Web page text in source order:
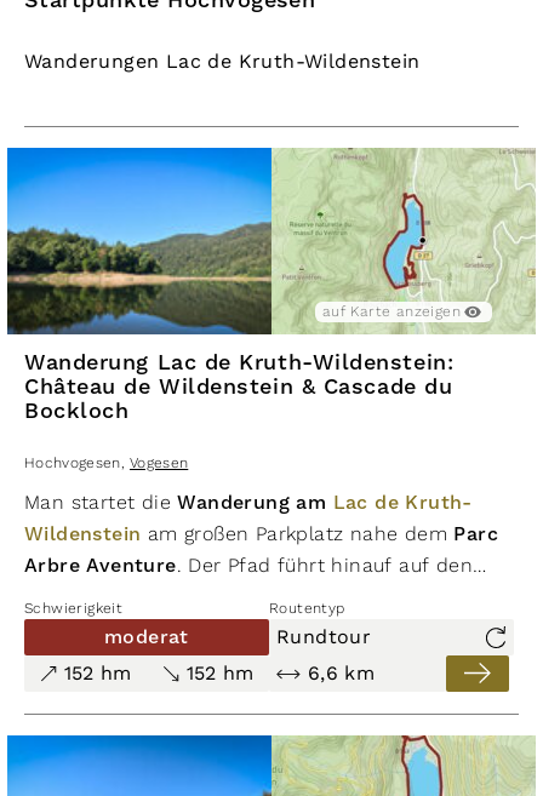
Wanderungen Lac de Kruth-Wildenstein
auf Karte anzeigen
Wanderung Lac de Kruth-Wildenstein:
Château de Wildenstein & Cascade du
Bockloch
Hochvogesen Vogesen
Man startet dieWanderung am Lac de Kruth-
Wildenstein am großen Parkplatz nahe dem Parc
Arbre Aventure. Der Pfad führt hinauf auf den
Wildensteinauf einem isolierten Felsmassiv
thronen. An 15 Stationen erzählt der
Entdeckerpfad von Geschichte und Legenden.
Durch ein tunnelartiges Torgewölbe betritt man das
Plateau und genießt den weiten Blick über das
grüne Tal der Thur und den glitzernden See. Der
Schwierigkeit Routentyp
moderat
Rundtour
152 hm
152 hm 6,6 km